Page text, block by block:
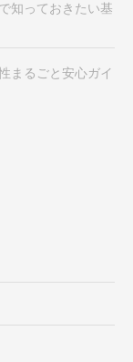
知っておきたい基
まるごと安心ガイ